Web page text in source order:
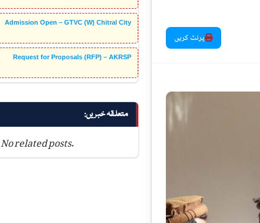
Admission Open – GTVC (W) Chitral City
Request for Proposals (RFP) – AKRSP
متعلقہ خبریں:
No related posts.
پرنٹ کریں